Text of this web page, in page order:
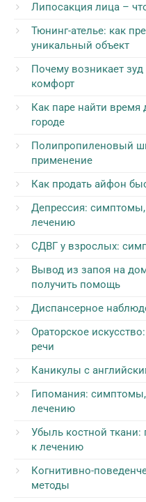
Липосакция лица –
Тюнинг-ателье: как
уникальный объект
Почему возникает
комфорт
Как паре найти время
городе
Полипропиленовый
применение
Как продать айфон
Депрессия:
лечению
СДВГ у взрослых:
Вывод из запоя на
получить помощь
Диспансерное
Ораторское
речи
Каникулы с
Гипомания:
лечению
Убыль костной
к лечению
Когнитивно-
методы